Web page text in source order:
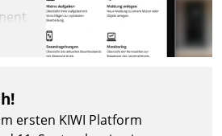
für
ersten KIWI Platform